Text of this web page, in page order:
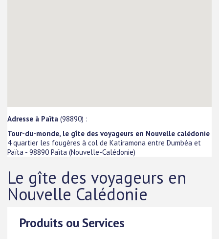
Adresse à Païta (98890) :
Tour-du-monde, le gîte des voyageurs en Nouvelle calédonie
4 quartier les fougères à col de Katiramona entre Dumbéa et
Païta - 98890 Païta (Nouvelle-Calédonie)
Le gîte des voyageurs en
Nouvelle Calédonie
Produits ou Services